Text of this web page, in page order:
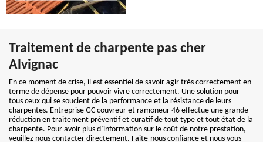
Traitement de charpente pas cher
Alvignac
En ce moment de crise, il est essentiel de savoir agir très correctement en
terme de dépense pour pouvoir vivre correctement. Une solution pour
tous ceux qui se soucient de la performance et la résistance de leurs
charpentes. Entreprise GC couvreur et ramoneur 46 effectue une grande
réduction en traitement préventif et curatif de tout type et tout état de la
charpente. Pour avoir plus d’information sur le coût de notre prestation,
veuillez nous contacter directement. Faite-nous confiance et nous vous